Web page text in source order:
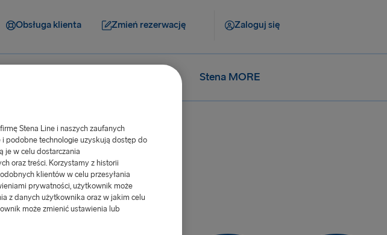
Obsługa klienta Zmień rezerwację Zaloguj się
Stena MORE
Stena Line i naszych zaufanych
podobne technologie uzyskują dostęp do
je w celu dostarczania
oraz treści. Korzystamy z historii
klientów w celu przesyłania
prywatności, użytkownik może
z danych użytkownika oraz w jakim celu
może zmienić ustawienia lub